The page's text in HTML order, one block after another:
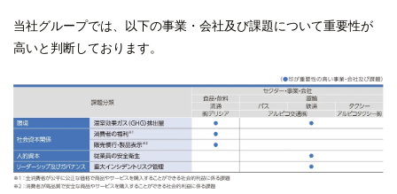
当社グループでは、以下の事業・会社及び課題について重要性が
高いと判断しております。